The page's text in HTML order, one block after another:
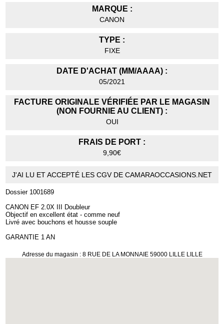
MARQUE :
CANON
TYPE :
FIXE
DATE D'ACHAT (MM/AAAA) :
05/2021
FACTURE ORIGINALE VÉRIFIÉE PAR LE MAGASIN
(NON FOURNIE AU CLIENT) :
OUI
FRAIS DE PORT :
9,90€
J'AI LU ET ACCEPTÉ LES CGV DE CAMARAOCCASIONS.NET
Dossier 1001689
CANON EF 2.0X III Doubleur
Objectif en excellent état - comme neuf
Livré avec bouchons et housse souple
GARANTIE 1 AN
Adresse du magasin : 8 RUE DE LA MONNAIE 59000 LILLE LILLE